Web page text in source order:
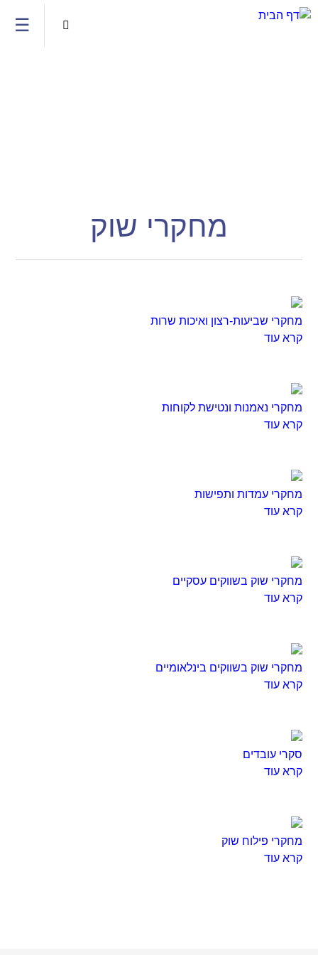
☰ 
מחקרי שוק
מחקרי שביעות-רצון ואיכות שרות
קרא עוד
מחקרי נאמנות ונטישת לקוחות
קרא עוד
מחקרי עמדות ותפישות
קרא עוד
מחקרי שוק בשווקים עסקיים
קרא עוד
מחקרי שוק בשווקים בינלאומיים
קרא עוד
סקרי עובדים
קרא עוד
מחקרי פילוח שוק
קרא עוד